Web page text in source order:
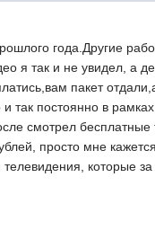
года.Другие
я так и не увидел, а
пакет
постоянно в
смотрел
просто мне
которые за